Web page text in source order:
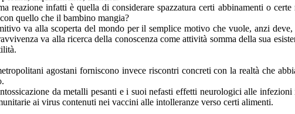
infatti è quella di considerare spazzatura certi abbinamenti o
quello che il bambino mangia?
va alla scoperta del mondo per il semplice motivo che vuole, anzi deve,
va alla ricerca della conoscenza come attività somma della sua
agostani forniscono invece riscontri concreti con la realtà che
da metalli pesanti e i suoi nefasti effetti neurologici alle infezioni
ai virus contenuti nei vaccini alle intolleranze verso certi alimenti.